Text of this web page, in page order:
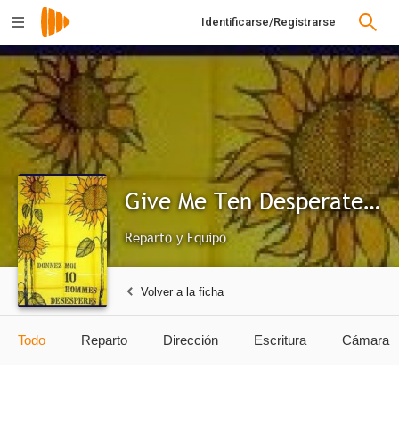
Identificarse/Registrarse
Give Me Ten Desperate Men
Reparto y Equipo
Volver a la ficha
Todo Reparto Dirección Escritura Cámara